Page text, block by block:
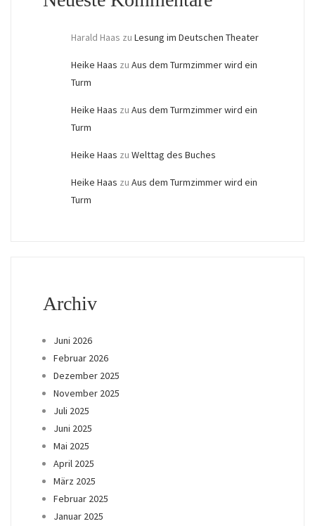
Harald Haas zu Lesung im Deutschen Theater
Heike Haas zu Aus dem Turmzimmer wird ein
Turm
Heike Haas zu Aus dem Turmzimmer wird ein
Turm
Heike Haas zu Welttag des Buches
Heike Haas zu Aus dem Turmzimmer wird ein
Turm
Archiv
Juni 2026
Februar 2026
Dezember 2025
November 2025
Juli 2025
Juni 2025
Mai 2025
April 2025
März 2025
Februar 2025
Januar 2025